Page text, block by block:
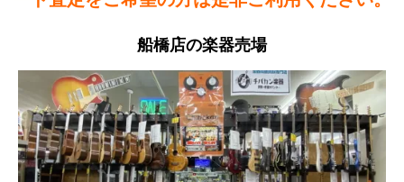
船橋店の楽器売場